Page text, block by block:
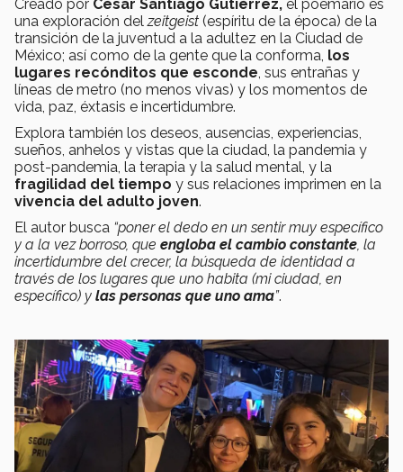
Creado por César Santiago Gutiérrez, el poemario es
una exploración delzeitgeist (espíritu de la época) de la
transición de la juventud a la adultez en la Ciudad de
México; así como de la gente que la conforma, los
lugares recónditos que esconde, sus entrañas y
líneas de metro (no menos vivas) y los momentos de
vida, paz, éxtasis e incertidumbre.
Explora también los deseos, ausencias, experiencias,
sueños, anhelos y vistas que la ciudad, la pandemia y
post-pandemia, la terapia y la salud mental, y la
fragilidad del tiempo y sus relaciones imprimen en la
vivencia del adulto joven.
El autor busca “poner el dedo en un sentir muy específico
y a la vez borroso, que engloba el cambio constante, la
incertidumbre del crecer, la búsqueda de identidad a
través de los lugares que uno habita (mi ciudad, en
específico) y las personas que uno ama”.